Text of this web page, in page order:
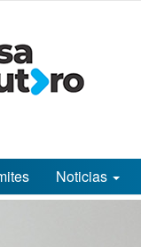
Noticias